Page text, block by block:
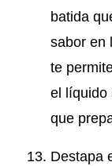
batida
sabor en
te
el líquido
que
Destapa